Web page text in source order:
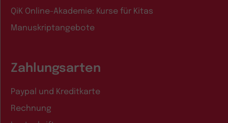
QiK Online-Akademie: Kurse für Kitas
Manuskriptangebote
Zahlungsarten
Paypal und Kreditkarte
Rechnung